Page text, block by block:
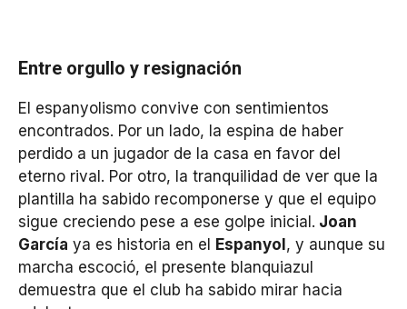
Entre orgullo y resignación
El espanyolismo convive con sentimientos
encontrados. Por un lado, la espina de haber
perdido a un jugador de la casa en favor del
eterno rival. Por otro, la tranquilidad de ver que la
plantilla ha sabido recomponerse y que el equipo
sigue creciendo pese a ese golpe inicial. Joan
García ya es historia en el Espanyol , y aunque su
marcha escoció, el presente blanquiazul
demuestra que el club ha sabido mirar hacia